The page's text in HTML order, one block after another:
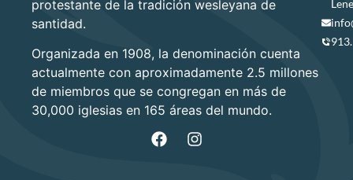
protestante de la tradición wesleyana de
santidad.
Organizada en 1908, la denominación cuenta
actualmente con aproximadamente 2.5 millones
de miembros que se congregan en más de
30,000 iglesias en 165 áreas del mundo.